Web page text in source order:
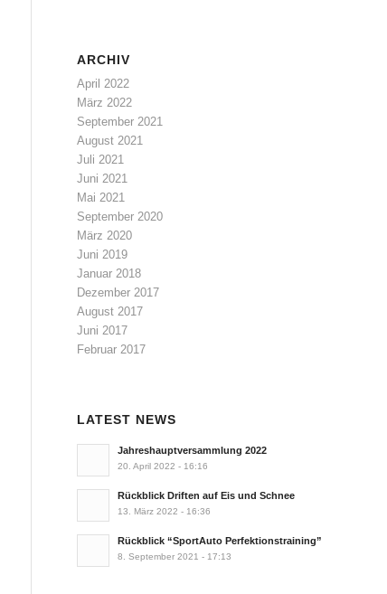
ARCHIV
April 2022
März 2022
September 2021
August 2021
Juli 2021
Juni 2021
Mai 2021
September 2020
März 2020
Juni 2019
Januar 2018
Dezember 2017
August 2017
Juni 2017
Februar 2017
LATEST NEWS
Jahreshauptversammlung 2022
20. April 2022 - 16:16
Rückblick Driften auf Eis und Schnee
13. März 2022 - 16:36
Rückblick “SportAuto Perfektionstraining”
8. September 2021 - 17:13